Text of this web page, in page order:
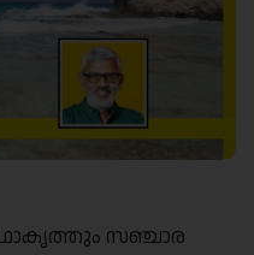
കഥാകൃത്തും സഞ്ചാര